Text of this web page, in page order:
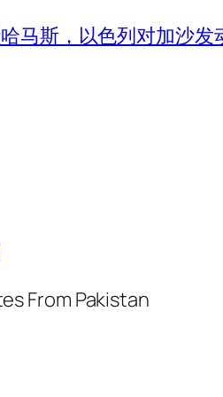
马斯，以色列对加沙发
From Pakistan